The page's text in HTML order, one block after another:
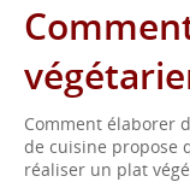
Comment élaborer
de cuisine propose
réaliser un plat